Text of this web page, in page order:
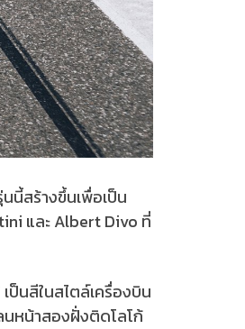
นี้สร้างขึ้นเพื่อเป็น
และ Albert Divo ที่
ป็นสีในสไตล์เครื่องบิน
นหน้าสองฝั่งติดโลโก้